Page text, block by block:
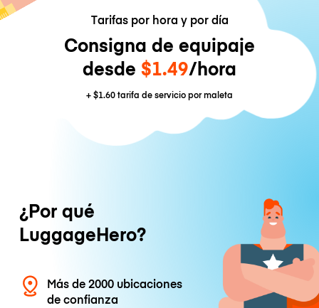
Tarifas por hora y por día
Consigna de equipaje
desde $1.49/hora
+$1.60tarifa de servicio por maleta
¿Por qué
LuggageHero?
Más de 2000 ubicaciones
de confianza